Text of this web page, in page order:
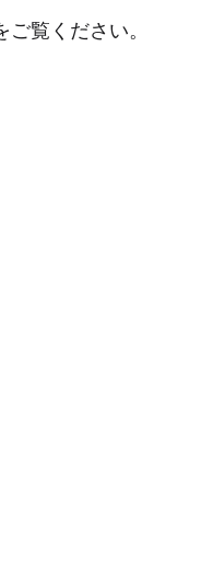
ご覧ください。